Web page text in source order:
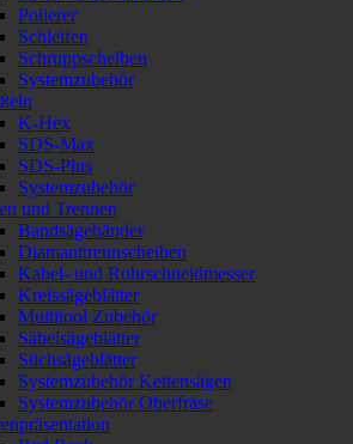
Polierer
Schleifen
Schruppscheiben
Systemzubehör
K-Hex
SDS-Max
SDS-Plus
Systemzubehör
und Trennen
Bandsägebänder
Diamanttrennscheiben
Kabel- und Rohrschneidmesser
Kreissägeblätter
Multitool Zubehör
Säbelsägeblätter
Stichsägeblätter
Systemzubehör Kettensägen
Systemzubehör Oberfräse